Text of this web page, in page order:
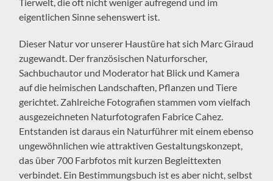
eigentlichen Sinne sehenswert ist.
Dieser Natur vor unserer Haustüre hat sich Marc Giraud
zugewandt. Der französischen Naturforscher,
Sachbuchautor und Moderator hat Blick und Kamera
auf die heimischen Landschaften, Pflanzen und Tiere
gerichtet. Zahlreiche Fotografien stammen vom vielfach
ausgezeichneten Naturfotografen Fabrice Cahez.
Entstanden ist daraus ein Naturführer mit einem ebenso
ungewöhnlichen wie attraktiven Gestaltungskonzept,
das über 700 Farbfotos mit kurzen Begleittexten
verbindet. Ein Bestimmungsbuch ist es aber nicht, selbst